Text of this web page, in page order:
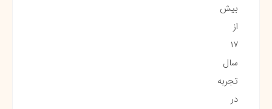
بیش
از
۱۷
سال
تجربه
در